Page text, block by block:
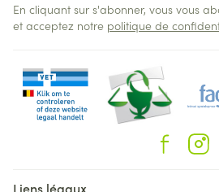
En cliquant sur s'abonner, vous vous
et acceptez notre politique de
Liens légaux